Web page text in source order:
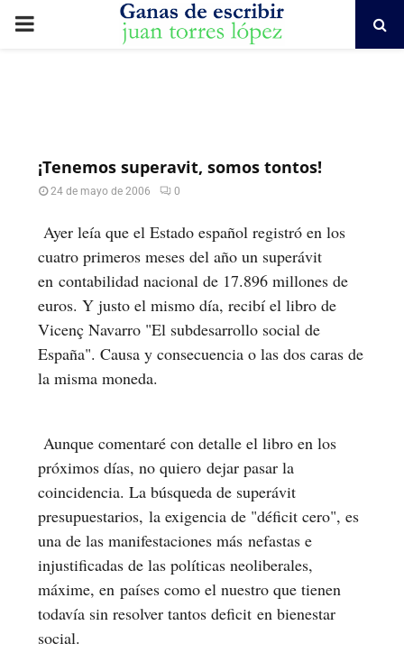
PRIMARY
¡Tenemos superavit, somos tontos!
24 de mayo de 2006 0
Ayer leía que el Estado español registró en los
cuatro primeros meses del año un superávit
en contabilidad nacional de 17.896 millones de
euros. Y justo el mismo día, recibí el libro de
Vicenç Navarro "El subdesarrollo social de
España". Causa y consecuencia o las dos caras de
la misma moneda.
Aunque comentaré con detalle el libro en los
próximos días, no quiero dejar pasar la
coincidencia. La búsqueda de superávit
presupuestarios, la exigencia de "déficit cero", es
una de las manifestaciones más nefastas e
injustificadas de las políticas neoliberales,
máxime, en países como el nuestro que tienen
todavía sin resolver tantos deficit en bienestar
social.